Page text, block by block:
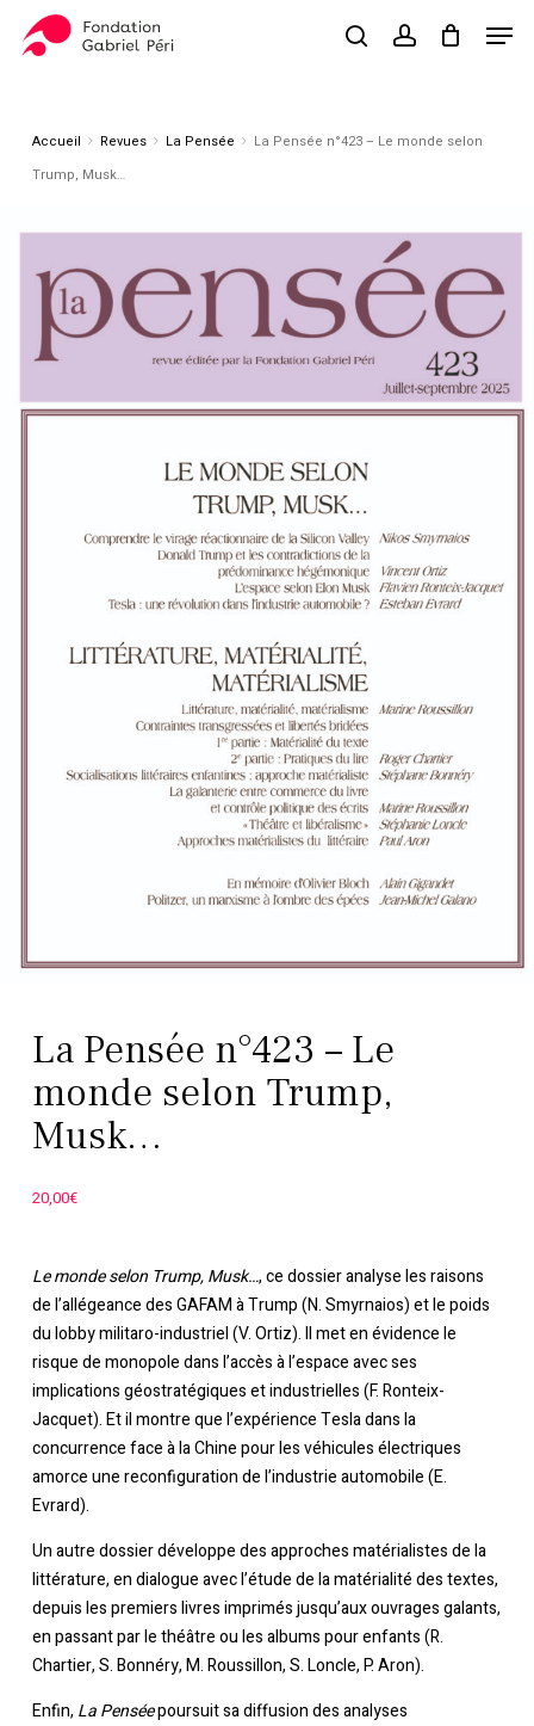
searchaccount
Panier Close
Accueil Revues La Pensée
La Pensée n°423 – Le monde selon
Trump, Musk…
La Pensée n°423 – Le
monde selon Trump,
Musk…
20,00€
Le monde selon Trump, Musk…, ce dossier analyse les raisons
de l’allégeance des GAFAM à Trump (N. Smyrnaios) et le poids
du lobby militaro-industriel (V. Ortiz). Il met en évidence le
risque de monopole dans l’accès à l’espace avec ses
implications géostratégiques et industrielles (F. Ronteix-
Jacquet). Et il montre que l’expérience Tesla dans la
concurrence face à la Chine pour les véhicules électriques
amorce une reconfiguration de l’industrie automobile (E.
Evrard).
Un autre dossier développe des approches matérialistes de la
littérature, en dialogue avec l’étude de la matérialité des textes,
depuis les premiers livres imprimés jusqu’aux ouvrages galants,
en passant par le théâtre ou les albums pour enfants (R.
Chartier, S. Bonnéry, M. Roussillon, S. Loncle, P. Aron).
Enfin, La Penséepoursuit sa diffusion des analyses